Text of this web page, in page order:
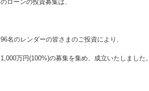
のローンの投資募集は、
96名のレンダーの皆さまのご投資により、
1,000万円(100%)の募集を集め、成立いたしました。